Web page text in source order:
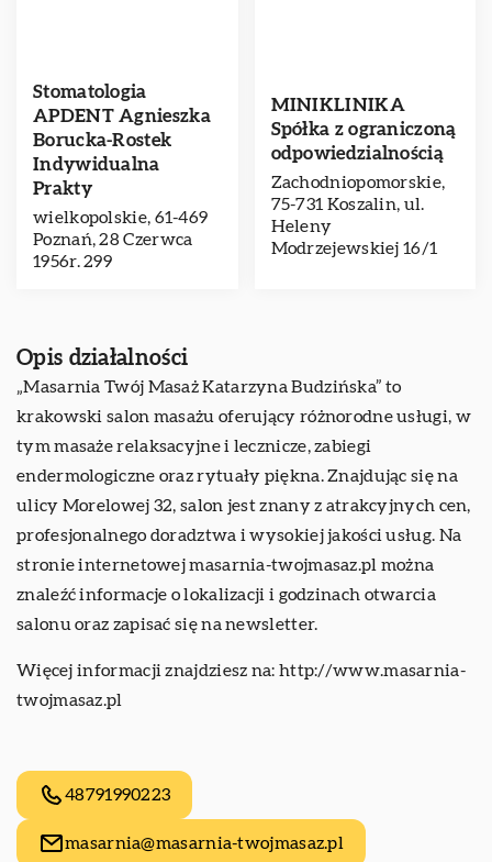
Stomatologia
APDENT Agnieszka
Borucka-Rostek
Indywidualna
Prakty
wielkopolskie, 61-469
Poznań, 28 Czerwca
1956r. 299
MINIKLINIKA
Spółka z ograniczoną
odpowiedzialnością
Zachodniopomorskie,
75-731 Koszalin, ul.
Heleny
Modrzejewskiej 16/1
Opis działalności
„Masarnia Twój Masaż Katarzyna Budzińska” to
krakowski salon masażu oferujący różnorodne usługi, w
tym masaże relaksacyjne i lecznicze, zabiegi
endermologiczne oraz rytuały piękna. Znajdując się na
ulicy Morelowej 32, salon jest znany z atrakcyjnych cen,
profesjonalnego doradztwa i wysokiej jakości usług. Na
stronie internetowej masarnia-twojmasaz.pl można
znaleźć informacje o lokalizacji i godzinach otwarcia
salonu oraz zapisać się na newsletter.
Więcej informacji znajdziesz na: http://www.masarnia-
twojmasaz.pl
48791990223
masarnia@masarnia-twojmasaz.pl